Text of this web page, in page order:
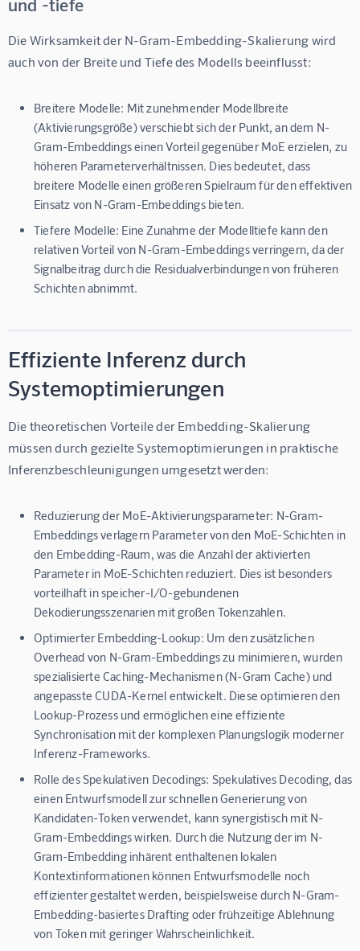
Die Wirksamkeit der N-Gram-Embedding-Skalierung wird
auch von der Breite und Tiefe des Modells beeinflusst:
Breitere Modelle: Mit zunehmender Modellbreite
(Aktivierungsgröße) verschiebt sich der Punkt, an dem N-
Gram-Embeddings einen Vorteil gegenüber MoE erzielen, zu
höheren Parameterverhältnissen. Dies bedeutet, dass
breitere Modelle einen größeren Spielraum für den effektiven
Einsatz von N-Gram-Embeddings bieten.
Tiefere Modelle: Eine Zunahme der Modelltiefe kann den
relativen Vorteil von N-Gram-Embeddings verringern, da der
Signalbeitrag durch die Residualverbindungen von früheren
Schichten abnimmt.
Effiziente Inferenz durch
Systemoptimierungen
Die theoretischen Vorteile der Embedding-Skalierung
müssen durch gezielte Systemoptimierungen in praktische
Inferenzbeschleunigungen umgesetzt werden:
Reduzierung der MoE-Aktivierungsparameter: N-Gram-
Embeddings verlagern Parameter von den MoE-Schichten in
den Embedding-Raum, was die Anzahl der aktivierten
Parameter in MoE-Schichten reduziert. Dies ist besonders
vorteilhaft in speicher-I/O-gebundenen
Dekodierungsszenarien mit großen Tokenzahlen.
Optimierter Embedding-Lookup: Um den zusätzlichen
Overhead von N-Gram-Embeddings zu minimieren, wurden
spezialisierte Caching-Mechanismen (N-Gram Cache) und
angepasste CUDA-Kernel entwickelt. Diese optimieren den
Lookup-Prozess und ermöglichen eine effiziente
Synchronisation mit der komplexen Planungslogik moderner
Inferenz-Frameworks.
Rolle des Spekulativen Decodings: Spekulatives Decoding, das
einen Entwurfsmodell zur schnellen Generierung von
Kandidaten-Token verwendet, kann synergistisch mit N-
Gram-Embeddings wirken. Durch die Nutzung der im N-
Gram-Embedding inhärent enthaltenen lokalen
Kontextinformationen können Entwurfsmodelle noch
effizienter gestaltet werden, beispielsweise durch N-Gram-
Embedding-basiertes Drafting oder frühzeitige Ablehnung
von Token mit geringer Wahrscheinlichkeit.